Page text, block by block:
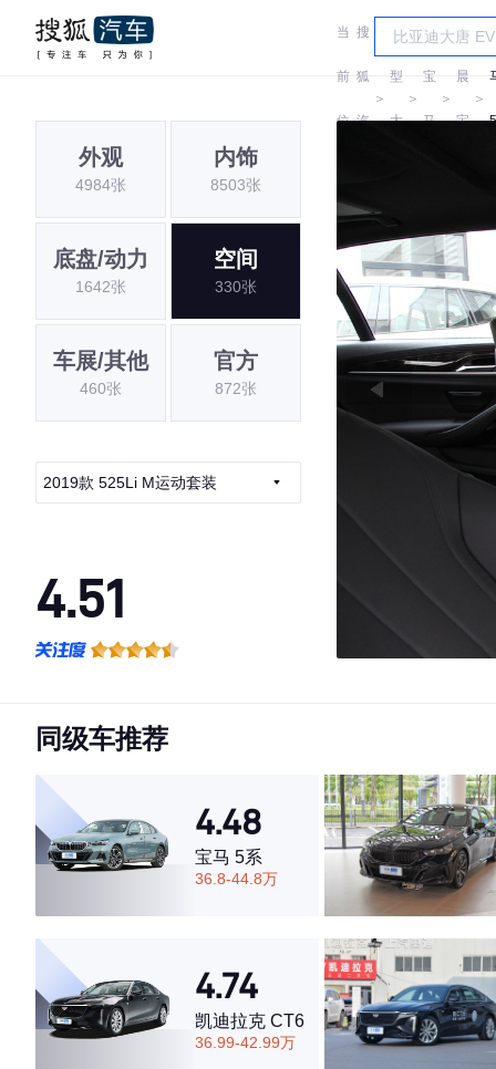
当
前
位
搜
狐
汽
＞
车
型
大
＞
宝
马
＞
华
晨
宝
＞
5
外观
4984张
内饰
8503张
底盘/动力
1642张
空间
330张
车展/其他
460张
官方
872张
2019款 525Li M运动套装
4.51
·空间表现较为优秀，优于50%同级车
同级车推荐
4.48
宝马 5系
36.8-44.8万
4.74
凯迪拉克 CT6
36.99-42.99万